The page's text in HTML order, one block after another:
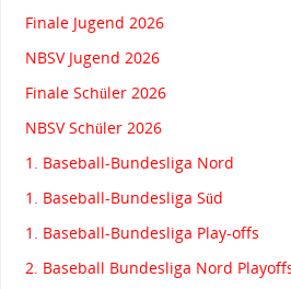
Finale Jugend 2026
NBSV Jugend 2026
Finale Schüler 2026
NBSV Schüler 2026
1. Baseball-Bundesliga Nord
1. Baseball-Bundesliga Süd
1. Baseball-Bundesliga Play-offs
2. Baseball Bundesliga Nord